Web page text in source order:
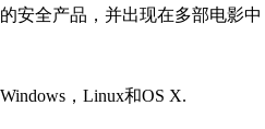
安全产品，并出现在多部电影
，Linux和OS X.